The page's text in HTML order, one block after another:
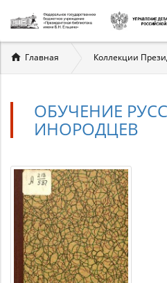
Вы
здесь
Главная Коллекции
ОБУЧЕНИЕ
ИНОРОДЦЕВ